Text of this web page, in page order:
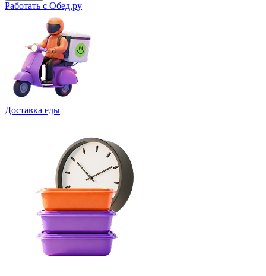
Работать с Обед.ру
Доставка еды